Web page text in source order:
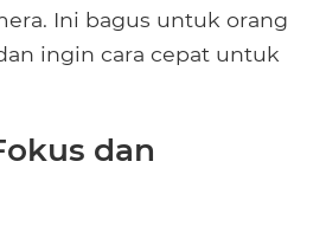
Ini bagus untuk orang
ingin cara cepat untuk
dan